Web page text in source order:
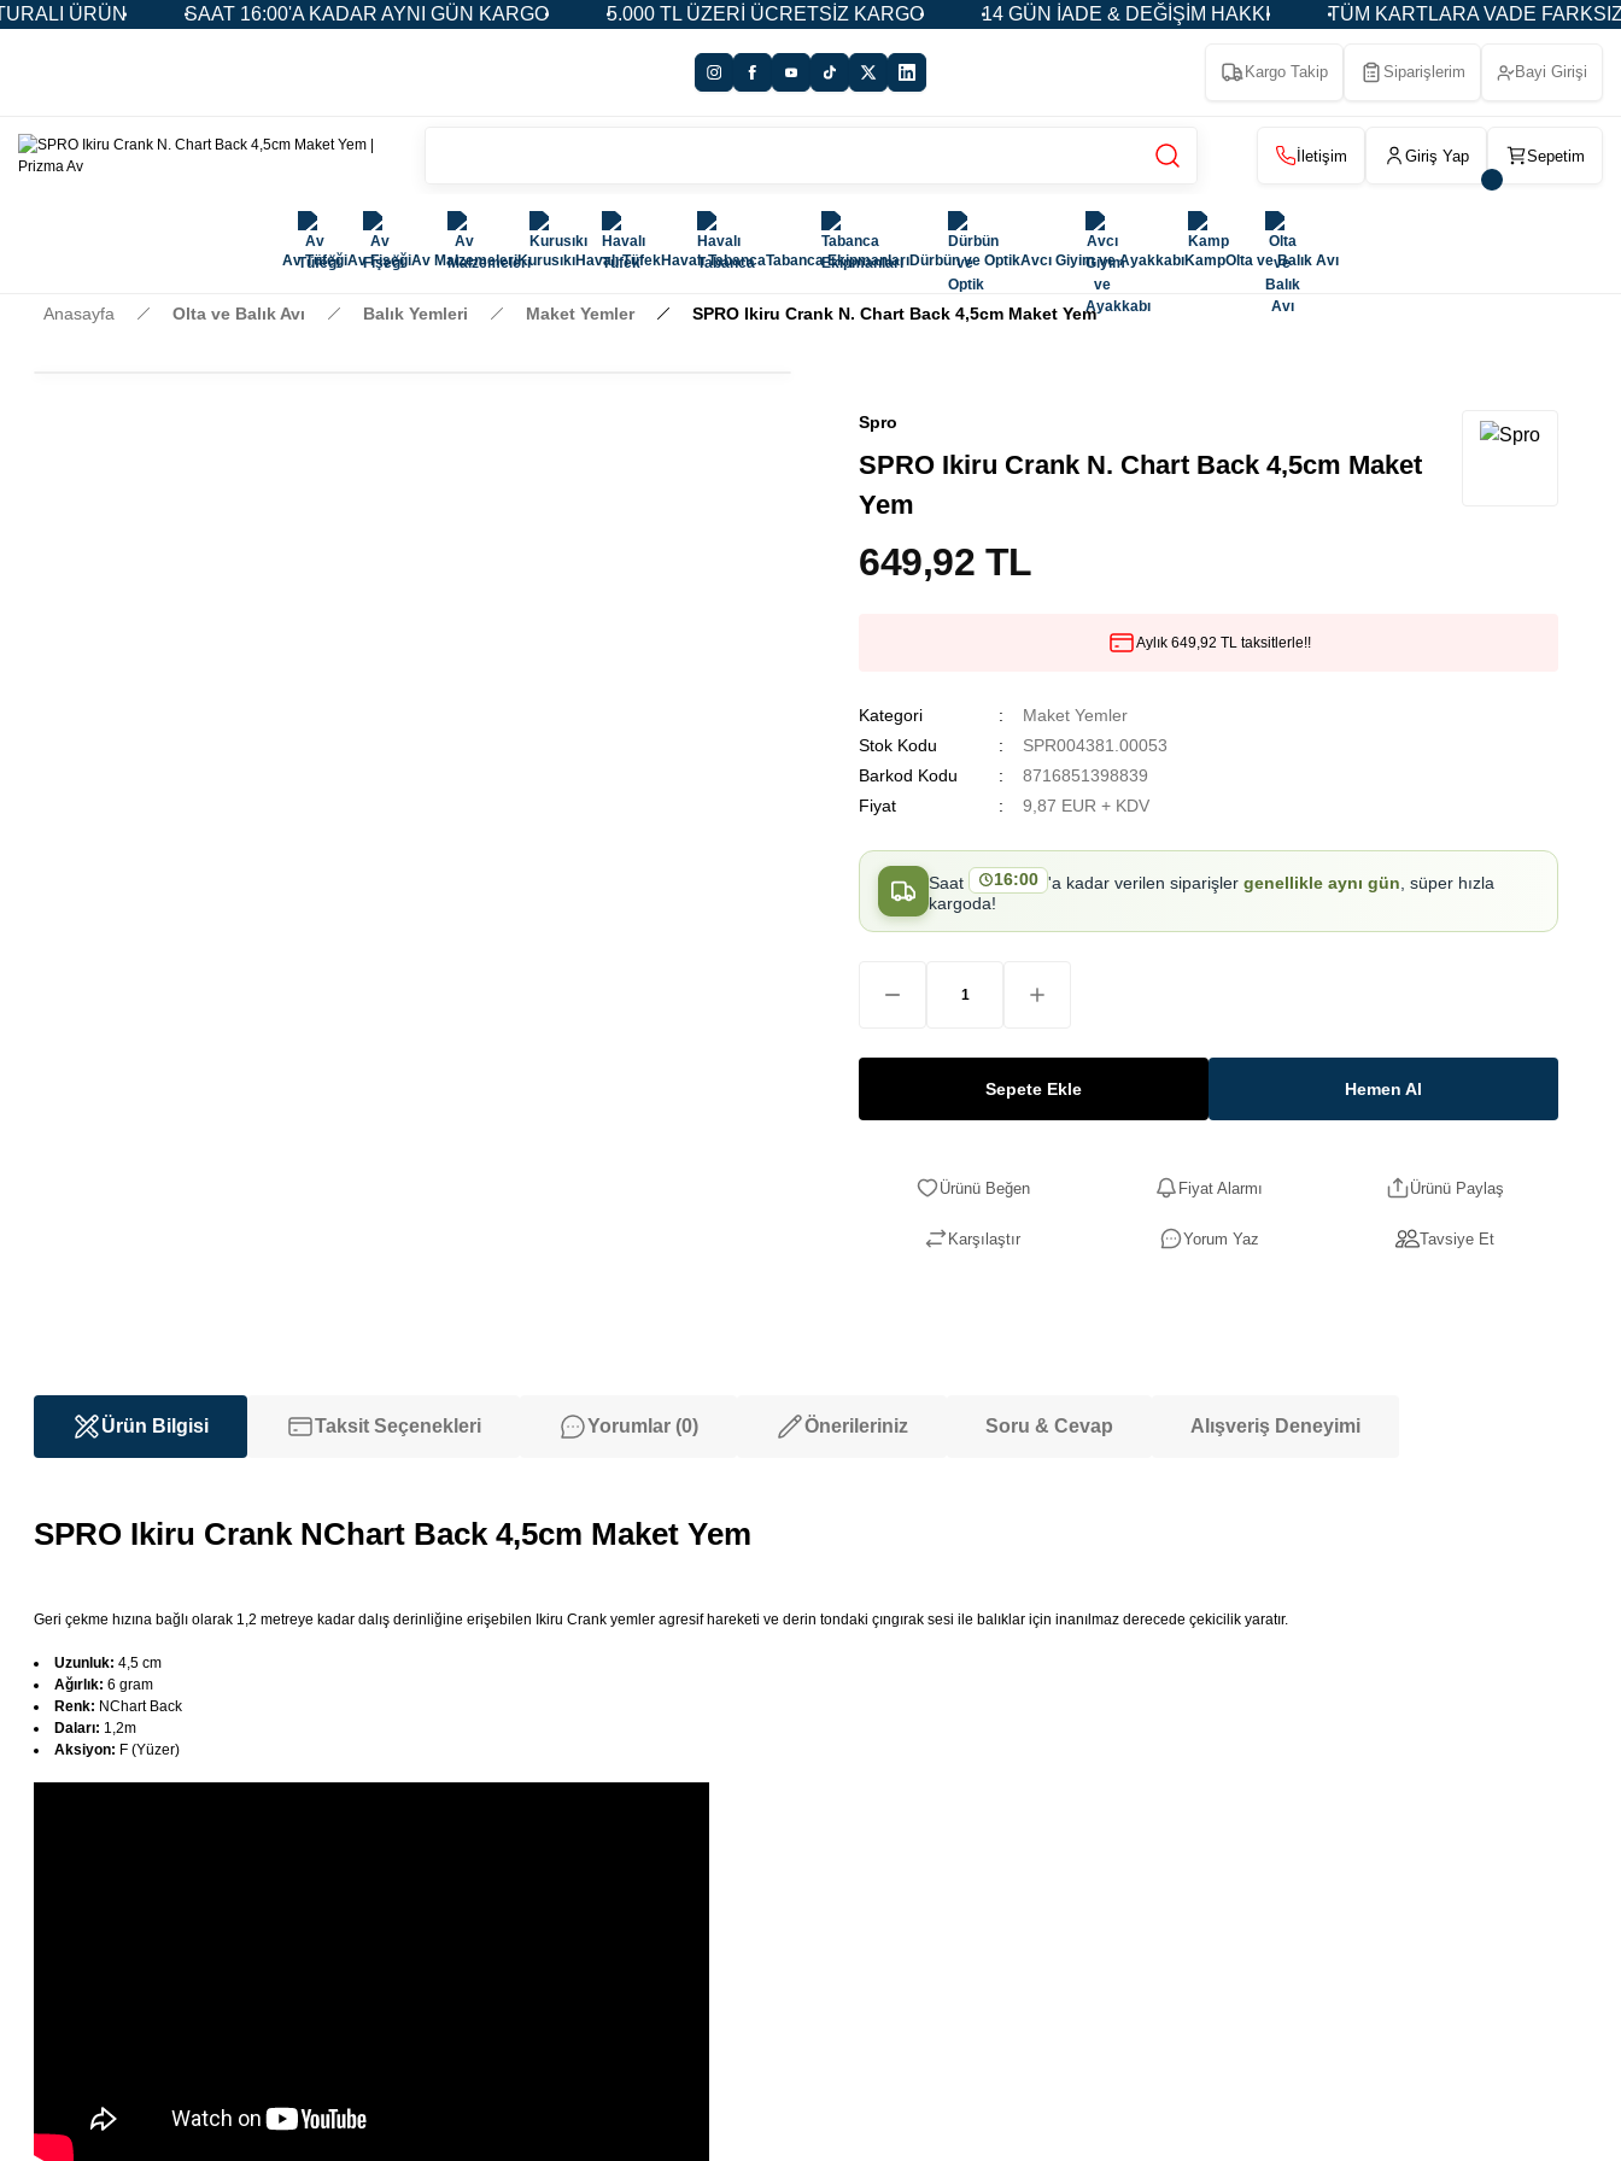
SAAT 16:00'A KADAR AYNI GÜN KARGO 5.000 TL ÜZERİ ÜCRETSİZ KARGO 14 GÜN İADE & DEĞİŞİM HAKKI TÜM KARTLARA VADE FARKSIZ 3-5-9 TAKSİT
Kargo Takip Siparişlerim Bayi Girişi
İletişim Giriş Yap Sepetim
Av TüfeğiAv FişeğiAv MalzemeleriKurusıkıHavalı TüfekHavalı TabancaTabanca EkipmanlarıDürbün ve OptikAvcı Giyim ve AyakkabıKampOlta ve Balık Avı
Anasayfa Olta ve Balık Avı Balık Yemleri Maket Yemler SPRO Ikiru Crank N. Chart Back 4,5cm Maket Yem
Spro
SPRO Ikiru Crank N. Chart Back 4,5cm Maket
Yem
649,92 TL
Aylık 649,92 TL taksitlerle!!
Kategori
Maket Yemler
Stok Kodu
SPR004381.00053
Barkod Kodu
8716851398839
Fiyat
9,87 EUR + KDV
Saat 16:00 'a kadar verilen siparişler genellikle aynı gün , süper hızla
kargoda!
Sepete Ekle Hemen Al
Fiyat Alarmı Ürünü Paylaş
Karşılaştır Yorum Yaz Tavsiye Et
Ürün Bilgisi Taksit Seçenekleri Yorumlar (0) Önerileriniz Soru & Cevap Alışveriş Deneyimi
SPRO Ikiru Crank NChart Back 4,5cm Maket Yem
Geri çekme hızına bağlı olarak 1,2 metreye kadar dalış derinliğine erişebilen Ikiru Crank yemler agresif hareketi ve derin tondaki çıngırak sesi ile balıklar için inanılmaz derecede çekicilik yaratır.
Uzunluk: 4,5 cm
Ağırlık: 6 gram
Renk: NChart Back
Daları: 1,2m
Aksiyon: F (Yüzer)